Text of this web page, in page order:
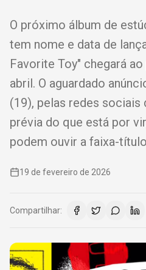
O próximo álbum de
tem nome e data de
Favorite Toy" chegará
abril. O aguardado
(19), pelas redes sociais
prévia do que está por
podem ouvir a faixa-
19 de fevereiro de 2026
Compartilhar: